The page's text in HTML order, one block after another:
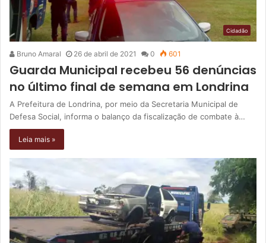
Cidadão
Bruno Amaral 26 de abril de 2021 0 601
Guarda Municipal recebeu 56 denúncias
no último final de semana em Londrina
A Prefeitura de Londrina, por meio da Secretaria Municipal de
Defesa Social, informa o balanço da fiscalização de combate à…
Leia mais »